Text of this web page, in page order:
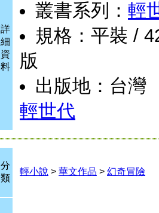
詳
細
資
料
叢書系列： 輕
規格：平裝 /
版
出版地：台灣
輕世代
分
類
輕小說 > 華文作品 > 幻奇冒險